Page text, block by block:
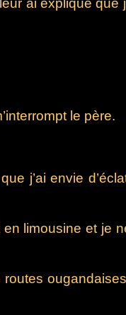
ai expliqué que
le père.
j’ai envie
limousine et je